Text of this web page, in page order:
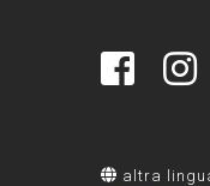
altra